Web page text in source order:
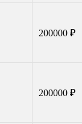
200000 ₽
200000 ₽